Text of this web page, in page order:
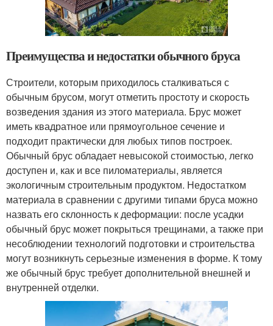
Преимущества и недостатки обычного бруса
Строители, которым приходилось сталкиваться с
обычным брусом, могут отметить простоту и скорость
возведения здания из этого материала. Брус может
иметь квадратное или прямоугольное сечение и
подходит практически для любых типов построек.
Обычный брус обладает невысокой стоимостью, легко
доступен и, как и все пиломатериалы, является
экологичным строительным продуктом. Недостатком
материала в сравнении с другими типами бруса можно
назвать его склонность к деформации: после усадки
обычный брус может покрыться трещинами, а также при
несоблюдении технологий подготовки и строительства
могут возникнуть серьезные изменения в форме. К тому
же обычный брус требует дополнительной внешней и
внутренней отделки.